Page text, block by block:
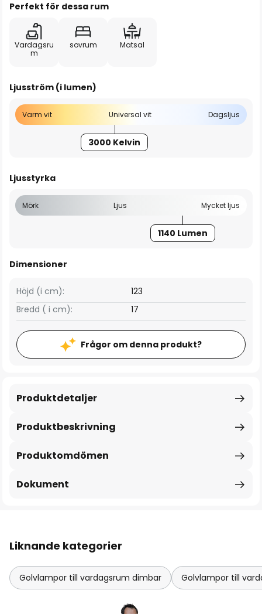
Perfekt för dessa rum
Vardagsru
m
sovrum Matsal
Ljusström (i lumen)
Varm vit Universal vit Dagsljus
3000 Kelvin
Ljusstyrka
Mörk Ljus Mycket ljus
1140 Lumen
Dimensioner
Bredd ( i cm): 17
Höjd (i cm): 123
Frågor om denna produkt?
Produktbeskrivning
Produktdetaljer
Produktomdömen
Dokument
Liknande kategorier
Golvlampor till vardagsrum dimbar Golvlampor till